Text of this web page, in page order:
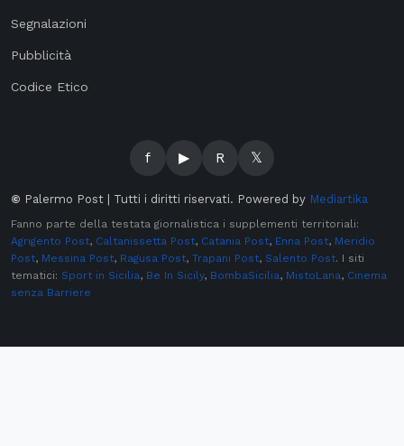
Segnalazioni
Pubblicità
Codice Etico
f ▶ R 𝕏
© Palermo Post | Tutti i diritti riservati. Powered by Mediartika
Fanno parte della testata giornalistica i supplementi territoriali:
Agrigento Post, Caltanissetta Post, Catania Post, Enna Post, Meridio
Post, Messina Post, Ragusa Post, Trapani Post, Salento Post. I siti
tematici: Sport in Sicilia, Be In Sicily, BombaSicilia, MistoLana, Cinema
senza Barriere